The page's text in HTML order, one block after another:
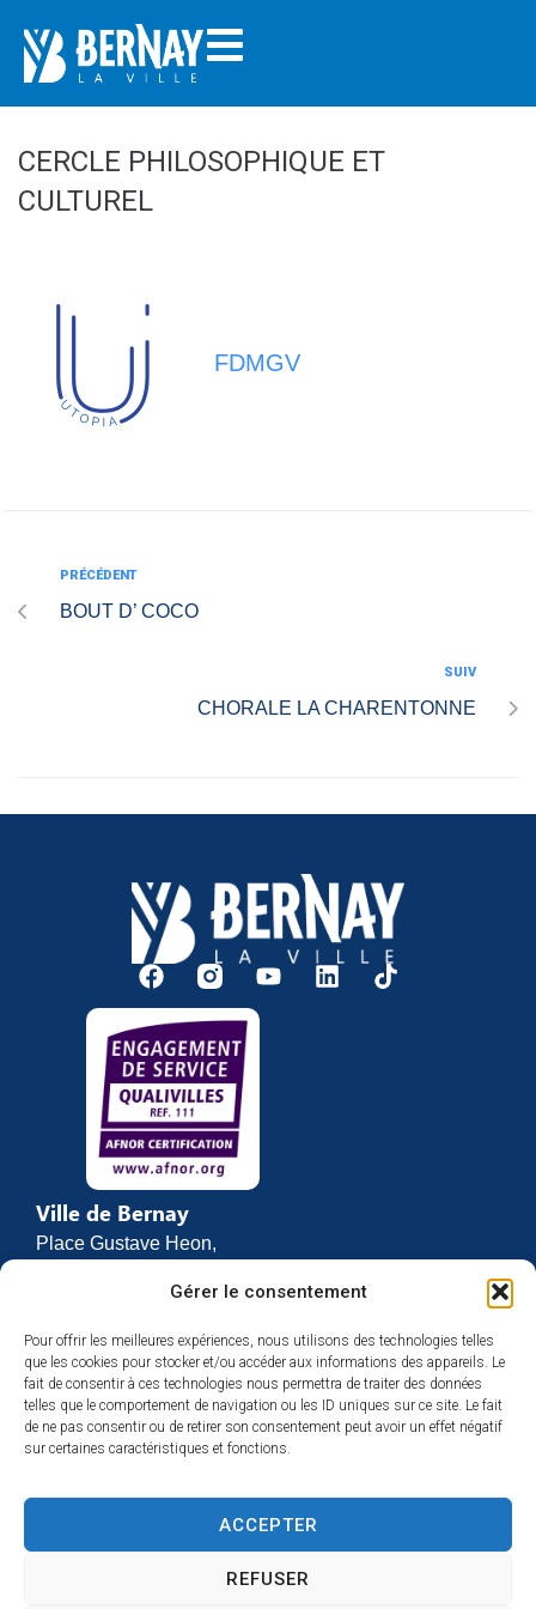
Gérer le consentement
Pour offrir les meilleures expériences, nous utilisons des technologies telles
que les cookies pour stocker et/ou accéder aux informations des appareils. Le
fait de consentir à ces technologies nous permettra de traiter des données
telles que le comportement de navigation ou les ID uniques sur ce site. Le fait
de ne pas consentir ou de retirer son consentement peut avoir un effet négatif
sur certaines caractéristiques et fonctions.
ACCEPTER
REFUSER
CERCLE PHILOSOPHIQUE ET
CULTUREL
FDMGV
PRÉCÉDENT
BOUT D’ COCO
SUIV
CHORALE LA CHARENTONNE
Ville de Bernay
Place Gustave Heon,
27307 BERNAY
02 32 46 63 00
Contact
Horaires d’ouverture
Du lundi au vendredi :
et de 13h30 à 17h